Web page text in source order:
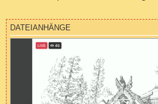
g
DATEIANHÄNGE